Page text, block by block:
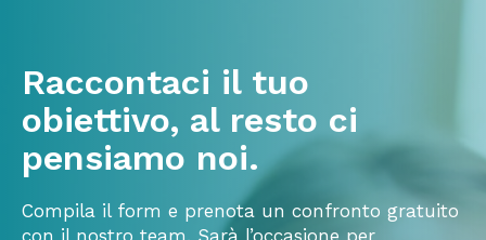
Raccontaci il tuo
obiettivo, al resto ci
pensiamo noi.
Compila il form e prenota un confronto gratuito